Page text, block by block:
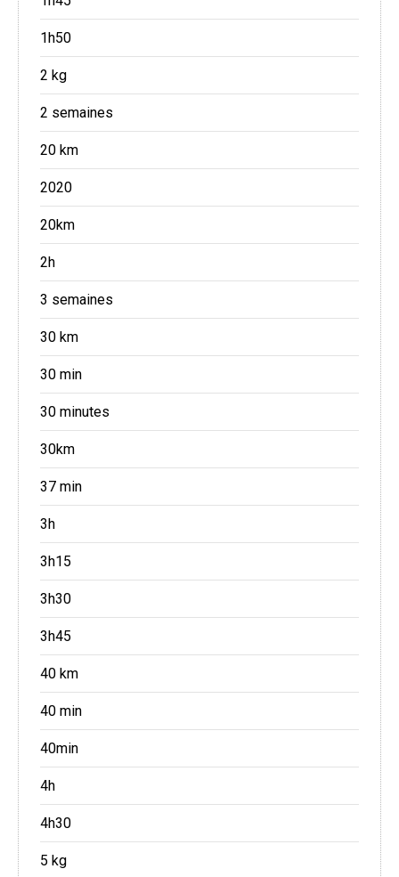
1h50
2 kg
2 semaines
20 km
2020
20km
2h
3 semaines
30 km
30 min
30 minutes
30km
37 min
3h
3h15
3h30
3h45
40 km
40 min
40min
4h
4h30
5 kg